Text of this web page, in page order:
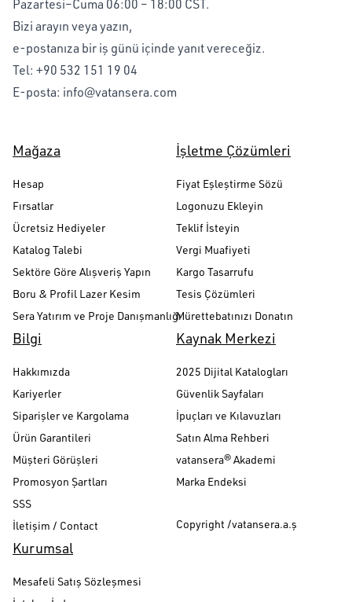
Pazartesi–Cuma 06:00 – 18:00 CST.
Bizi arayın veya yazın,
e-postanıza bir iş günü içinde yanıt vereceğiz.
Tel: +90 532 151 19 04
E-posta: info@vatansera.com
Mağaza
Hesap
Fırsatlar
Ücretsiz Hediyeler
Katalog Talebi
Sektöre Göre Alışveriş Yapın
Boru & Profil Lazer Kesim
Sera Yatırım ve Proje Danışmanlığı
İşletme Çözümleri
Fiyat Eşleştirme Sözü
Logonuzu Ekleyin
Teklif İsteyin
Vergi Muafiyeti
Kargo Tasarrufu
Tesis Çözümleri
Mürettebatınızı Donatın
Bilgi
Hakkımızda
Kariyerler
Siparişler ve Kargolama
Ürün Garantileri
Müşteri Görüşleri
Promosyon Şartları
SSS
İletişim / Contact
Kaynak Merkezi
2025 Dijital Katalogları
Güvenlik Sayfaları
İpuçları ve Kılavuzları
Satın Alma Rehberi
vatansera® Akademi
Marka Endeksi
Copyright /vatansera.a.ş
Kurumsal
Mesafeli Satış Sözleşmesi